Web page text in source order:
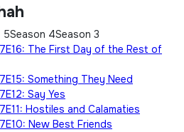
5Season 4Season 3
The First Day of the Rest of
Something They Need
Say Yes
Hostiles and Calamaties
New Best Friends